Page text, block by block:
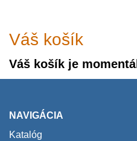
Váš košík
Váš košík je
NAVIGÁCIA
Katalóg